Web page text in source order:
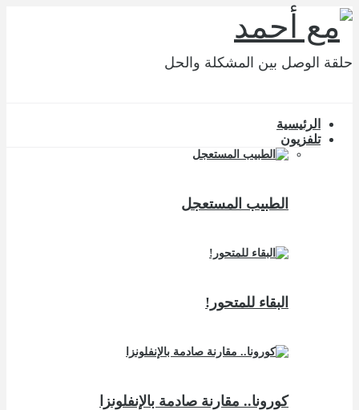
حلقة الوصل بين المشكلة والحل
الرئيسية
تلفزيون
الطبيب المستعجل
البقاء للمتحور!
كورونا.. مقارنة صادمة بالإنفلونزا